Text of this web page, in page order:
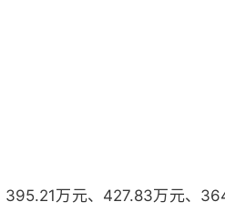
万元、427.83万元、